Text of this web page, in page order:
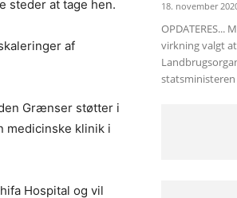
steder at tage hen.
af
Grænser støtter i
medicinske klinik i
Hospital og vil
18. november
OPDATERES...
virkning valgt
statsministeren